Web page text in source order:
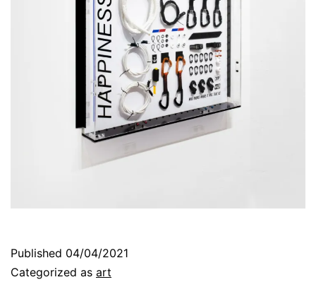
Published 04/04/2021
Categorized as art